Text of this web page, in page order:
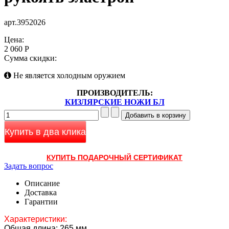
арт.3952026
Цена:
2 060 Р
Сумма скидки:
Не является холодным оружием
ПРОИЗВОДИТЕЛЬ:
КИЗЛЯРСКИЕ НОЖИ БЛ
Купить в два клика
КУПИТЬ ПОДАРОЧНЫЙ СЕРТИФИКАТ
Задать вопрос
Описание
Доставка
Гарантии
Характеристики: